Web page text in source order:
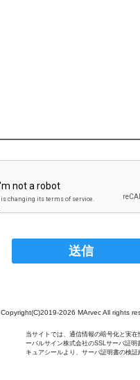
Copyright(C)2019-2026 MArvec All rights
当サイトでは、通信情報の暗号化と実
ーバルサイン株式会社のSSLサーバ証明
キュアシールより、サーバ証明書の検証